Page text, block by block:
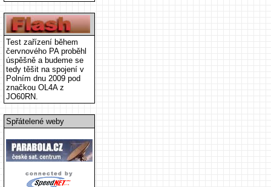
Test zařízení během
červnového PA proběhl
úspěšně a budeme se
tedy těšit na spojení v
Polním dnu 2009 pod
značkou OL4A z
JO60RN.
Spřátelené weby